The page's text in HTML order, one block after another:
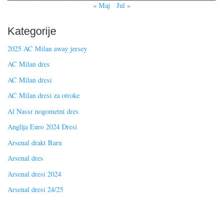
« Maj
Jul »
Kategorije
2025 AC Milan away jersey
AC Milan dres
AC Milan dresi
AC Milan dresi za otroke
Al Nassr nogometni dres
Anglija Euro 2024 Dresi
Arsenal drakt Barn
Arsenal dres
Arsenal dresi 2024
Arsenal dresi 24/25